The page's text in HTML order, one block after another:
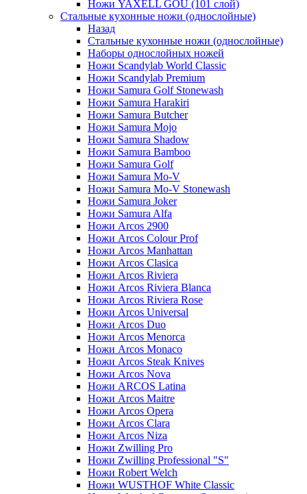
Ножи YAXELL GOU (101 слой)
Стальные кухонные ножи (однослойные)
Назад
Стальные кухонные ножи (однослойные)
Наборы однослойных ножей
Ножи Scandylab World Classic
Ножи Scandylab Premium
Ножи Samura Golf Stonewash
Ножи Samura Harakiri
Ножи Samura Butcher
Ножи Samura Mojo
Ножи Samura Shadow
Ножи Samura Bamboo
Ножи Samura Golf
Ножи Samura Mo-V
Ножи Samura Mo-V Stonewash
Ножи Samura Joker
Ножи Samura Alfa
Ножи Arcos 2900
Ножи Arcos Colour Prof
Ножи Arcos Manhattan
Ножи Arcos Clasica
Ножи Arcos Riviera
Ножи Arcos Riviera Blanca
Ножи Arcos Riviera Rose
Ножи Arcos Universal
Ножи Arcos Duo
Ножи Arcos Menorca
Ножи Arcos Monaco
Ножи Arcos Steak Knives
Ножи Arcos Nova
Ножи ARCOS Latina
Ножи Arcos Maitre
Ножи Arcos Opera
Ножи Arcos Clara
Ножи Arcos Niza
Ножи Zwilling Pro
Ножи Zwilling Professional "S"
Ножи Robert Welch
Ножи WUSTHOF White Classic